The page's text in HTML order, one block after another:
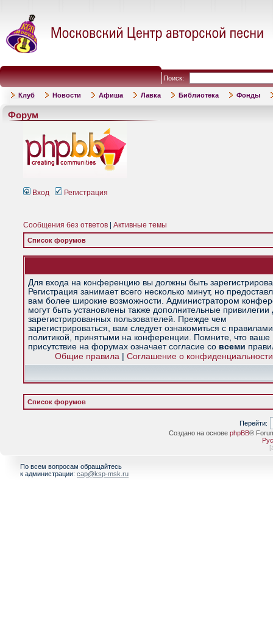
Поиск:
Клуб Новости Афиша Лавка Библиотека Фонды
Форум
Вход Регистрация
Сообщения без ответов Активные темы
Список форумов
Для входа на конференцию вы должны быть
Регистрация занимает всего несколько минут, но
вам более широкие возможности. Администратором
могут быть установлены также дополнительные привилегии
зарегистрированных пользователей. Прежде чем
зарегистрироваться, вам следует ознакомиться с
политикой, принятыми на конференции. Помните, что ваше
присутствие на форумах означает согласие со всеми
Общие правила| Соглашение о конфиденциальности
Список форумов
Перейти:
Создано на основе phpBB®
[
По всем вопросам обращайтесь
к администрации: cap@ksp-msk.ru